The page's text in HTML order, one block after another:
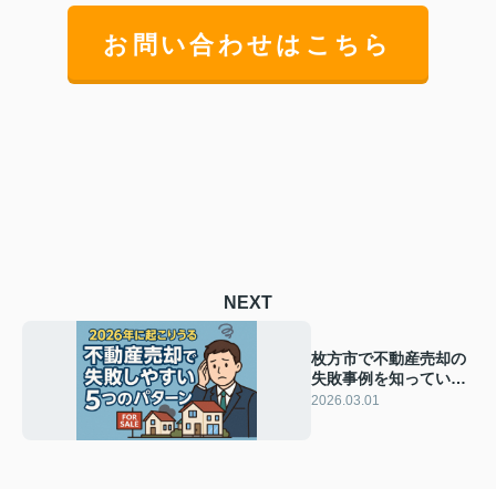
お問い合わせはこちら
NEXT
枚方市で不動産売却の
失敗事例を知っていま
すか？売主が注意すべ
2026.03.01